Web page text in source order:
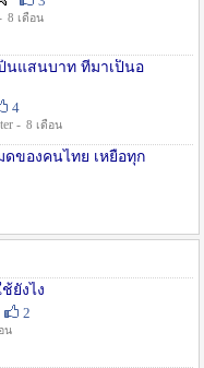
8 เดือน
นแสนบาท ที่มาเป็นอ
4
- 8 เดือน
ของคนไทย เหยื่อทุก
ยังไง
2
น